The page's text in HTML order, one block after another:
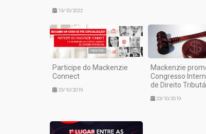
13/10/2022
Participe do Mackenzie
Connect
23/10/2019
Mackenzie
Congresso
de Direito
23/10/2019